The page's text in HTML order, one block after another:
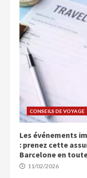
CONSEILS DE VOYAGE
Les événements
: prenez cette
Barcelone en
11/02/2026